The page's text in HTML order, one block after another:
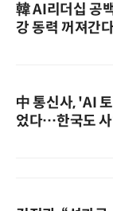
韓 AI리더십 공
강 동력 꺼져간
中 통신사, 'AI
었다…한국도